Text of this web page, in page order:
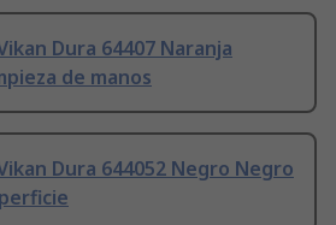
Dura 64407 Naranja
de manos
Dura 644052 Negro Negro